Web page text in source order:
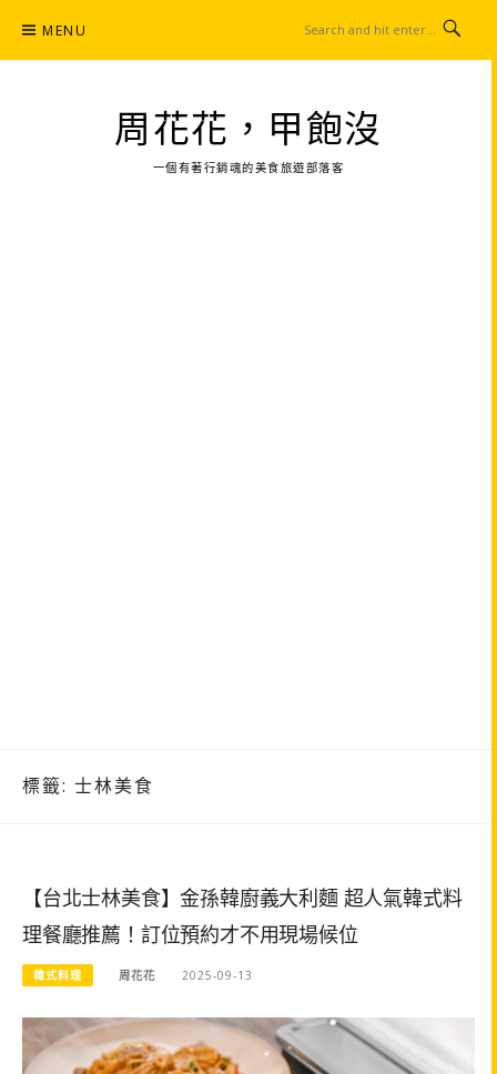
content
MENU
周花花，甲飽沒
一個有著行銷魂的美食旅遊部落客
標籤: 士林美食
【台北士林美食】金孫韓廚義大利麵 超人氣韓式料
理餐廳推薦！訂位預約才不用現場候位
韓式料理 周花花 2025-09-13